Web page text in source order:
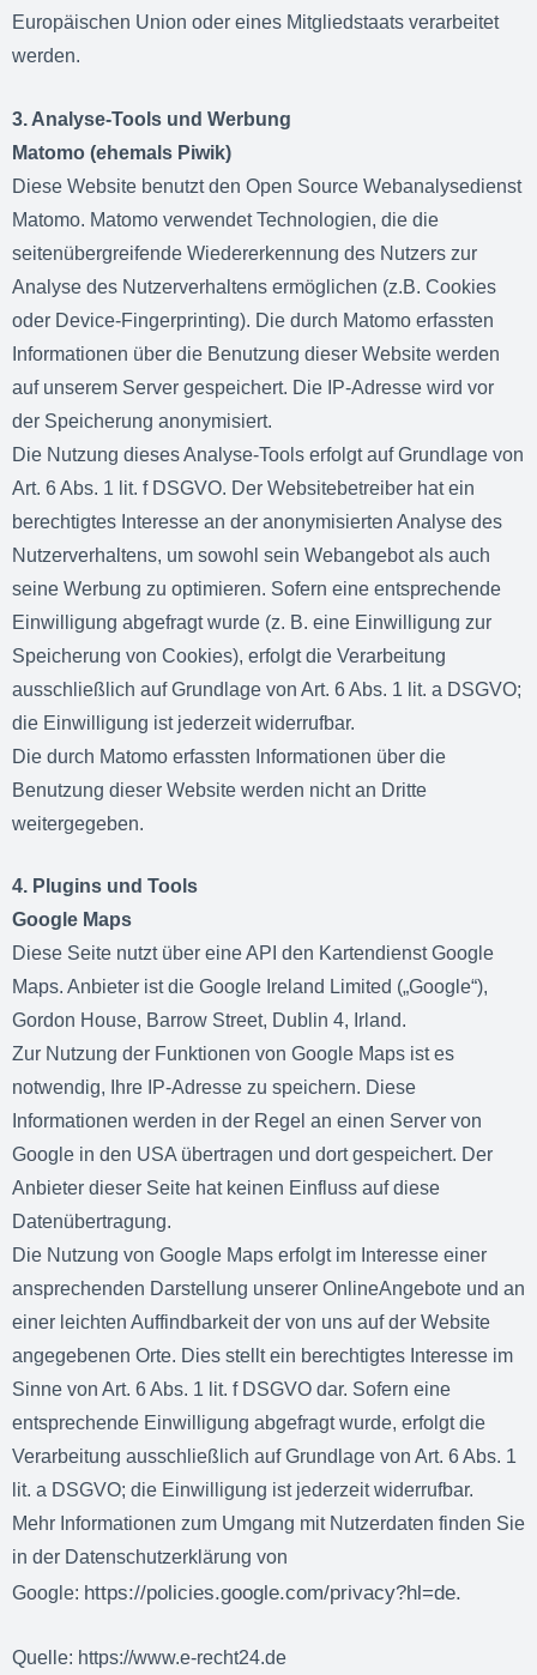
Europäischen Union oder eines Mitgliedstaats verarbeitet
werden.
3. Analyse-Tools und Werbung
Matomo (ehemals Piwik)
Diese Website benutzt den Open Source Webanalysedienst
Matomo. Matomo verwendet Technologien, die die
seitenübergreifende Wiedererkennung des Nutzers zur
Analyse des Nutzerverhaltens ermöglichen (z.B. Cookies
oder Device-Fingerprinting). Die durch Matomo erfassten
Informationen über die Benutzung dieser Website werden
auf unserem Server gespeichert. Die IP-Adresse wird vor
der Speicherung anonymisiert.
Die Nutzung dieses Analyse-Tools erfolgt auf Grundlage von
Art. 6 Abs. 1 lit. f DSGVO. Der Websitebetreiber hat ein
berechtigtes Interesse an der anonymisierten Analyse des
Nutzerverhaltens, um sowohl sein Webangebot als auch
seine Werbung zu optimieren. Sofern eine entsprechende
Einwilligung abgefragt wurde (z. B. eine Einwilligung zur
Speicherung von Cookies), erfolgt die Verarbeitung
ausschließlich auf Grundlage von Art. 6 Abs. 1 lit. a DSGVO;
die Einwilligung ist jederzeit widerrufbar.
Die durch Matomo erfassten Informationen über die
Benutzung dieser Website werden nicht an Dritte
weitergegeben.
4. Plugins und Tools
Google Maps
Diese Seite nutzt über eine API den Kartendienst Google
Maps. Anbieter ist die Google Ireland Limited („Google“),
Gordon House, Barrow Street, Dublin 4, Irland.
Zur Nutzung der Funktionen von Google Maps ist es
notwendig, Ihre IP-Adresse zu speichern. Diese
Informationen werden in der Regel an einen Server von
Google in den USA übertragen und dort gespeichert. Der
Anbieter dieser Seite hat keinen Einfluss auf diese
Datenübertragung.
Die Nutzung von Google Maps erfolgt im Interesse einer
ansprechenden Darstellung unserer OnlineAngebote und an
einer leichten Auffindbarkeit der von uns auf der Website
angegebenen Orte. Dies stellt ein berechtigtes Interesse im
Sinne von Art. 6 Abs. 1 lit. f DSGVO dar. Sofern eine
entsprechende Einwilligung abgefragt wurde, erfolgt die
Verarbeitung ausschließlich auf Grundlage von Art. 6 Abs. 1
lit. a DSGVO; die Einwilligung ist jederzeit widerrufbar.
Mehr Informationen zum Umgang mit Nutzerdaten finden Sie
in der Datenschutzerklärung von
Google: https://policies.google.com/privacy?hl=de.
Quelle: https://www.e-recht24.de